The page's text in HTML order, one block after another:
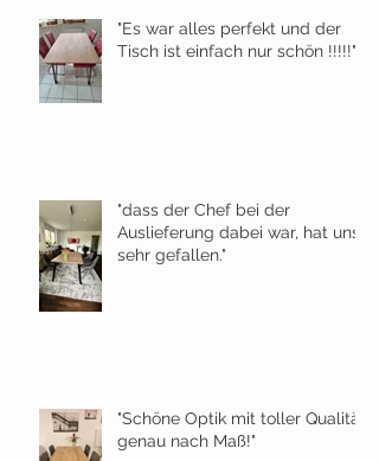
"Es war alles perfekt und der
Tisch ist einfach nur schön !!!!!"
"dass der Chef bei der
Auslieferung dabei war, hat uns
sehr gefallen."
"Schöne Optik mit toller Qualität
genau nach Maß!"